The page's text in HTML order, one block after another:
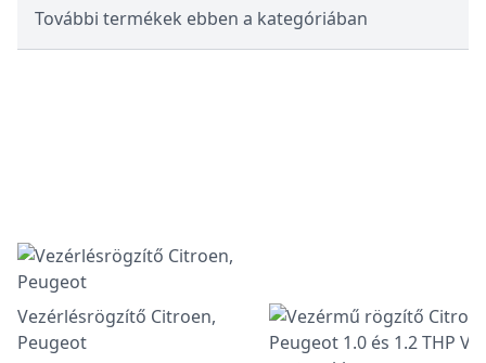
További termékek ebben a kategóriában
Vezérlésrögzítő Citroen,
Peugeot